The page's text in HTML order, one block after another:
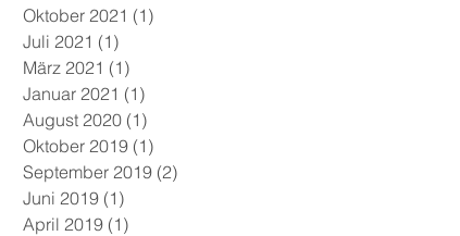
Oktober 2021 (1)
Juli 2021 (1)
März 2021 (1)
Januar 2021 (1)
August 2020 (1)
Oktober 2019 (1)
September 2019 (2)
Juni 2019 (1)
April 2019 (1)